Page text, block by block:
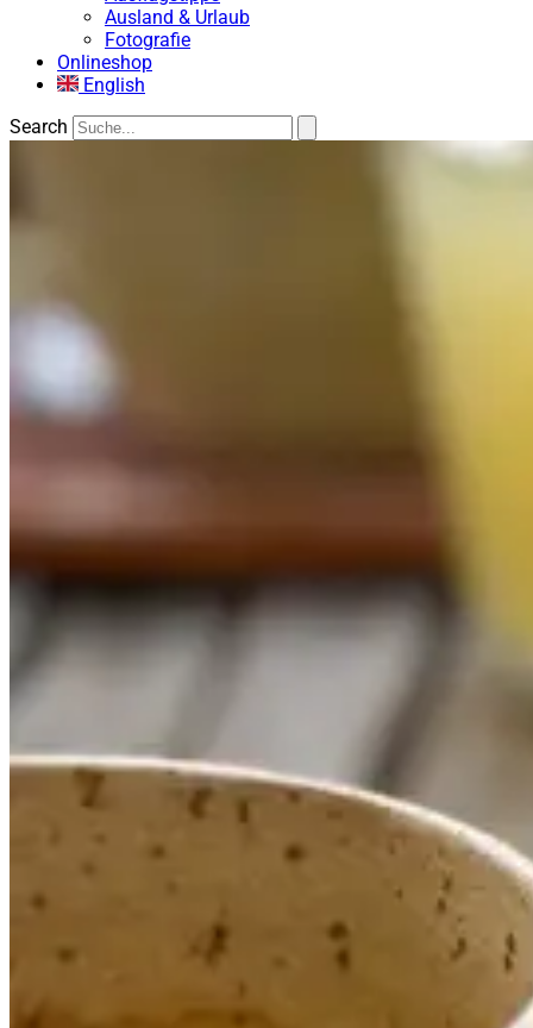
Ausland & Urlaub
Fotografie
Onlineshop
English
Search